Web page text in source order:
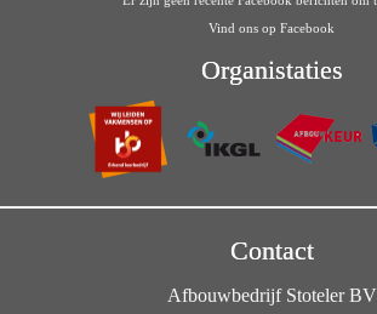
Vind ons op Facebook
Organistaties
Contact
Afbouwbedrijf Stoteler BV